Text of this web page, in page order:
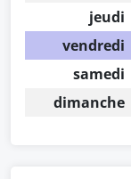
jeudi
vendredi
samedi
dimanche